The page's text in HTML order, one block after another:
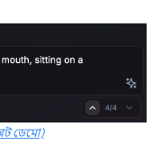
ডেমো)